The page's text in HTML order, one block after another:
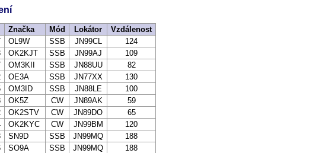
Značka Mód Lokátor
Vzdálenost
OL9W SSB JN99CL
124
OK2KJT SSB JN99AJ
109
OM3KII SSB JN88UU
82
OE3A SSB JN77XX
130
OM3ID SSB JN88LE
100
OK5Z CW JN89AK
59
OK2STV CW JN89DO
65
OK2KYC CW JN99BM
120
SN9D SSB JN99MQ
188
SO9A SSB JN99MQ 188